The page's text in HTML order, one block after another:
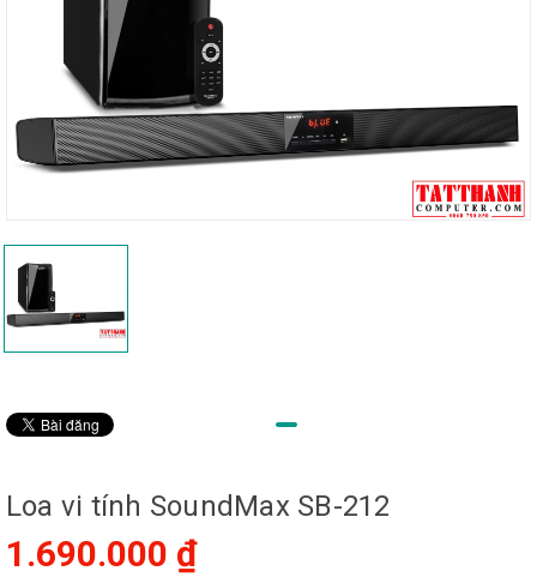
Loa vi tính SoundMax SB-212
1.690.000 ₫